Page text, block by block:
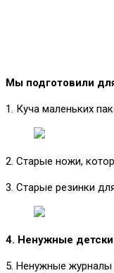
Мы подготовили
1. Куча маленьких
2. Старые ножи,
3. Старые резинки
4. Ненужные
5. Ненужные журналы